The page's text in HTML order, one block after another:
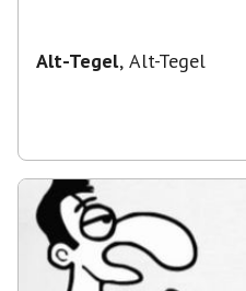
Alt-Tegel, Alt-Tegel